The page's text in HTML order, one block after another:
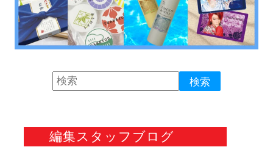
編集スタッフブログ